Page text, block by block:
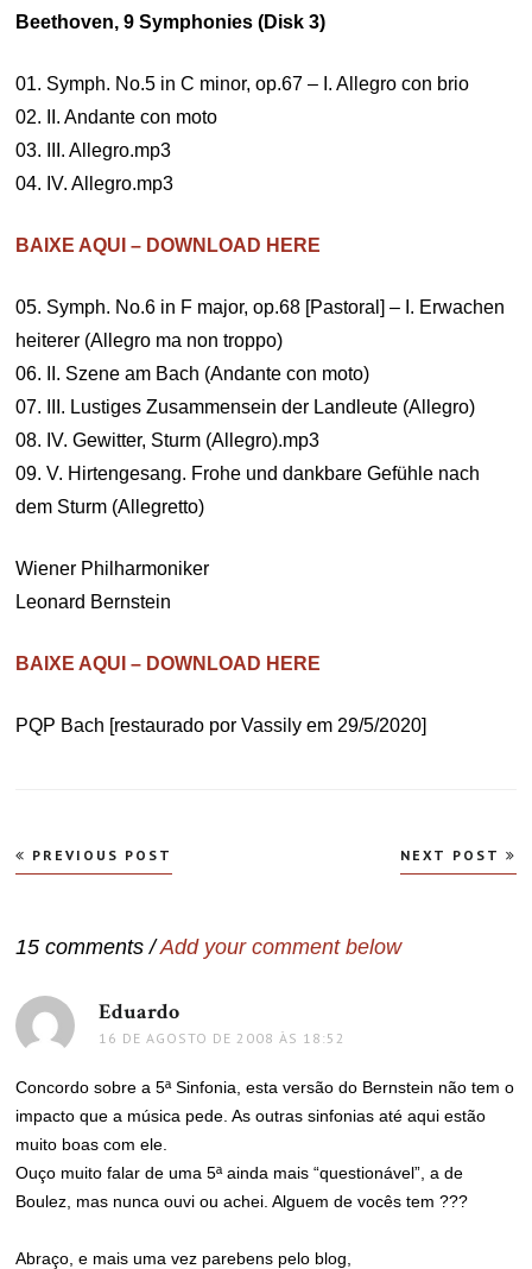
Beethoven, 9 Symphonies (Disk 3)
01. Symph. No.5 in C minor, op.67 – I. Allegro con brio
02. II. Andante con moto
03. III. Allegro.mp3
04. IV. Allegro.mp3
BAIXE AQUI – DOWNLOAD HERE
05. Symph. No.6 in F major, op.68 [Pastoral] – I. Erwachen
heiterer (Allegro ma non troppo)
06. II. Szene am Bach (Andante con moto)
07. III. Lustiges Zusammensein der Landleute (Allegro)
08. IV. Gewitter, Sturm (Allegro).mp3
09. V. Hirtengesang. Frohe und dankbare Gefühle nach
dem Sturm (Allegretto)
Wiener Philharmoniker
Leonard Bernstein
BAIXE AQUI – DOWNLOAD HERE
PQP Bach [restaurado por Vassily em 29/5/2020]
Navegação
de
PREVIOUS POST NEXT POST
15 comments /Add your comment below
Eduardo
16 DE AGOSTO DE 2008 ÀS 18:52
Concordo sobre a 5ª Sinfonia, esta versão do Bernstein não tem o
impacto que a música pede. As outras sinfonias até aqui estão
muito boas com ele.
Ouço muito falar de uma 5ª ainda mais “questionável”, a de
Boulez, mas nunca ouvi ou achei. Alguem de vocês tem ???
Abraço, e mais uma vez parebens pelo blog,